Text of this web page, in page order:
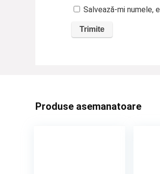
Salvează-mi numele,
Produse asemanatoare